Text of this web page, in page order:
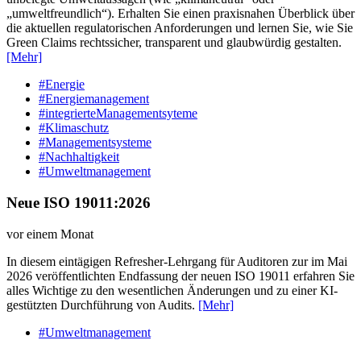
„umweltfreundlich“). Erhalten Sie einen praxisnahen Überblick über
die aktuellen regulatorischen Anforderungen und lernen Sie, wie Sie
Green Claims rechtssicher, transparent und glaubwürdig gestalten.
[Mehr]
#Energie
#Energiemanagement
#integrierteManagementsyteme
#Klimaschutz
#Managementsysteme
#Nachhaltigkeit
#Umweltmanagement
Neue ISO 19011:2026
vor einem Monat
In diesem eintägigen Refresher-Lehrgang für Auditoren zur im Mai
2026 veröffentlichten Endfassung der neuen ISO 19011 erfahren Sie
alles Wichtige zu den wesentlichen Änderungen und zu einer KI-
gestützten Durchführung von Audits. [Mehr]
#Umweltmanagement